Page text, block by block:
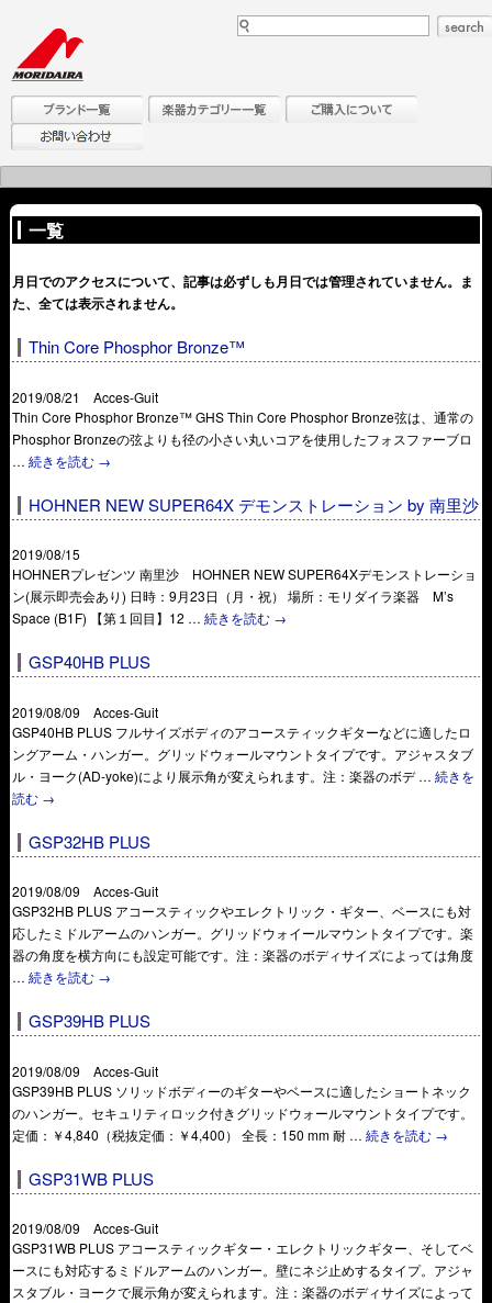
一覧
月日でのアクセスについて、記事は必ずしも月日では管理されていません。ま
た、全ては表示されません。
Thin Core Phosphor Bronze™
2019/08/21 Acces-Guit
Thin Core Phosphor Bronze™ GHS Thin Core Phosphor Bronze弦は、通常の
Phosphor Bronzeの弦よりも径の小さい丸いコアを使用したフォスファーブロ
…続きを読む →
HOHNER NEW SUPER64X デモンストレーション by 南里沙
2019/08/15
HOHNERプレゼンツ 南里沙 HOHNER NEW SUPER64Xデモンストレーショ
ン(展示即売会あり) 日時：9月23日（月・祝） 場所：モリダイラ楽器 M’s
Space (B1F) 【第１回目】12 …続きを読む →
GSP40HB PLUS
2019/08/09 Acces-Guit
GSP40HB PLUS フルサイズボディのアコースティックギターなどに適したロ
ングアーム・ハンガー。グリッドウォールマウントタイプです。アジャスタブ
ル・ヨーク(AD-yoke)により展示角が変えられます。注：楽器のボデ …続きを
読む →
GSP32HB PLUS
2019/08/09 Acces-Guit
GSP32HB PLUS アコースティックやエレクトリック・ギター、ベースにも対
応したミドルアームのハンガー。グリッドウォイールマウントタイプです。楽
器の角度を横方向にも設定可能です。注：楽器のボディサイズによっては角度
…続きを読む →
GSP39HB PLUS
2019/08/09 Acces-Guit
GSP39HB PLUS ソリッドボディーのギターやベースに適したショートネック
のハンガー。セキュリティロック付きグリッドウォールマウントタイプです。
定価：￥4,840（税抜定価：￥4,400） 全長：150 mm 耐 …続きを読む →
GSP31WB PLUS
2019/08/09 Acces-Guit
GSP31WB PLUS アコースティックギター・エレクトリックギター、そしてベ
ースにも対応するミドルアームのハンガー。壁にネジ止めするタイプ。アジャ
スタブル・ヨークで展示角が変えられます。注：楽器のボディサイズによって